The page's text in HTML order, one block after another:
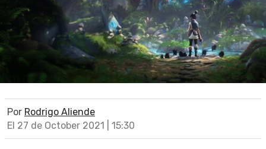
Por Rodrigo Aliende
El 27 de October 2021 | 15:30